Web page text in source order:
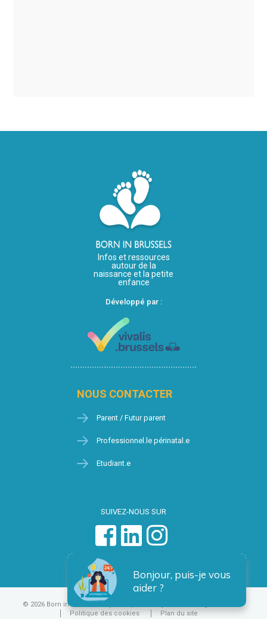
Infos et ressources
autour de la
naissance et la petite
enfance
Développé par :
NOUS CONTACTER
Parent / Futur parent
Professionnel.le périnatal.e
Etudiant.e
SUIVEZ-NOUS SUR
Bonjour, puis-je vous
aider ?
© 2026 Born in Brussels
Politique des cookies
Plan du site